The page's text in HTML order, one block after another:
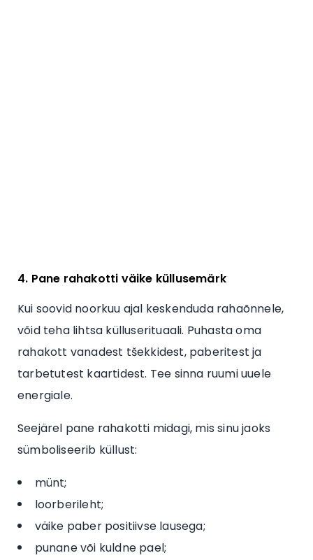
4. Pane rahakotti väike küllusemärk
Kui soovid noorkuu ajal keskenduda rahaõnnele,
võid teha lihtsa külluserituaali. Puhasta oma
rahakott vanadest tšekkidest, paberitest ja
tarbetutest kaartidest. Tee sinna ruumi uuele
energiale.
Seejärel pane rahakotti midagi, mis sinu jaoks
sümboliseerib küllust:
münt;
loorberileht;
väike paber positiivse lausega;
punane või kuldne pael;